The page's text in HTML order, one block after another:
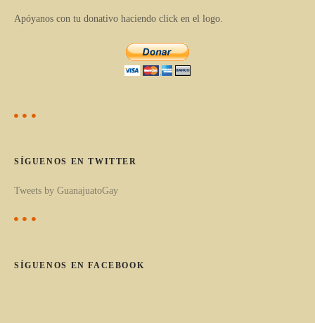
c
e
l
o
p
Apóyanos con tu donativo haciendo click en el logo.
SÍGUENOS EN TWITTER
Tweets by GuanajuatoGay
SÍGUENOS EN FACEBOOK